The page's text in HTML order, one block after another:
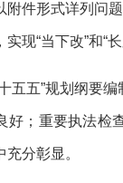
件形式详列问
现“当下改”和“长
五五”规划纲要
好；重要执法检
分彰显。